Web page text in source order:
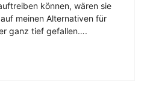
können, wären sie
meinen Alternativen für
ganz tief gefallen….